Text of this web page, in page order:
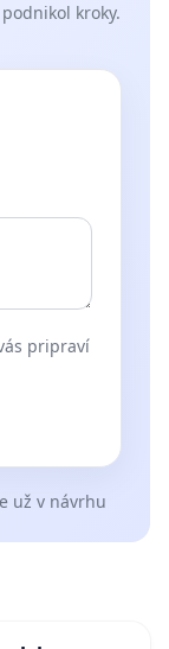
kroky.
pripraví
už v návrhu